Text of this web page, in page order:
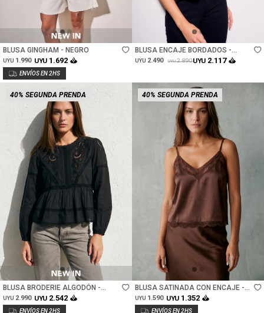
Talle
BLUSA GINGHAM - NEGRO
UYU 1.990 UYU 1.692
Talle
BLUSA ENCAJE BORDADOS -
NEGRO
UYU 2.490 UYU 2.890UYU 2.117
40% SEGUNDA PRENDA
Talle
BLUSA BRODERIE ALGODÓN -
NEGRO
UYU 2.990 UYU 2.542
40% SEGUNDA PRENDA
Talle
BLUSA SATINADA CON ENCAJE -
CHOCOLATE
UYU 1.590 UYU 1.352